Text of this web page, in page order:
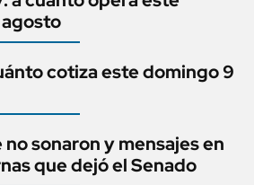
cotiza este domingo 9
sonaron y mensajes en
que dejó el Senado